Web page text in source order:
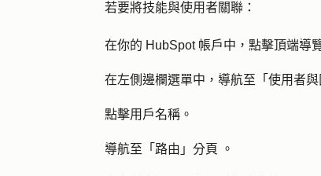
若要將技能與使用者關聯：
在你的 HubSpot 帳戶中，點擊頂端導
在左側邊欄選單中，導航至「 使用者
點擊用戶名稱 。
導航至「 路由」分頁 。